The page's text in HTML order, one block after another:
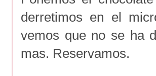
derretimos en el
vemos que no se ha
mas. Reservamos.